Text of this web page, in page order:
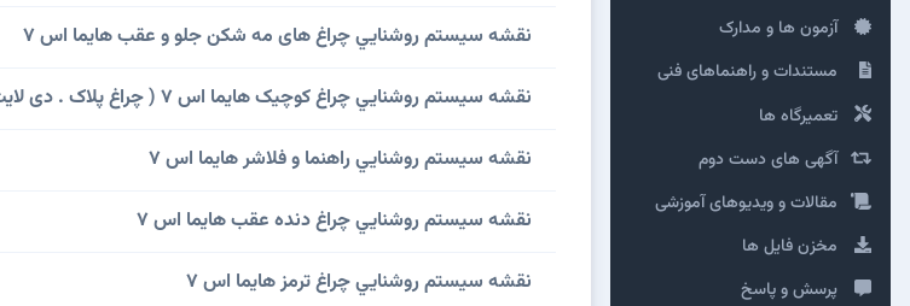
آزمون ها و مدارک
مستندات و راهنماهای فنی
تعمیرگاه ها
آگهی های دست دوم
مقالات و ویدیوهای آموزشی
مخزن فایل ها
پرسش و پاسخ
نقشه سيستم روشنايي چراغ های مه شکن جلو و عقب هایما اس 7
نقشه سيستم روشنايي چراغ کوچیک هایما اس 7 ( چراغ پلاک . دی لایت و ... )
نقشه سيستم روشنايي راهنما و فلاشر هایما اس 7
نقشه سيستم روشنايي چراغ دنده عقب هایما اس 7
نقشه سيستم روشنايي چراغ ترمز هایما اس 7